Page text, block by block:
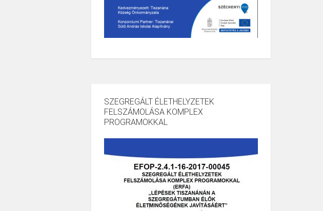
SZEGREGÁLT ÉLETHELYZETEK
FELSZÁMOLÁSA KOMPLEX
PROGRAMOKKAL